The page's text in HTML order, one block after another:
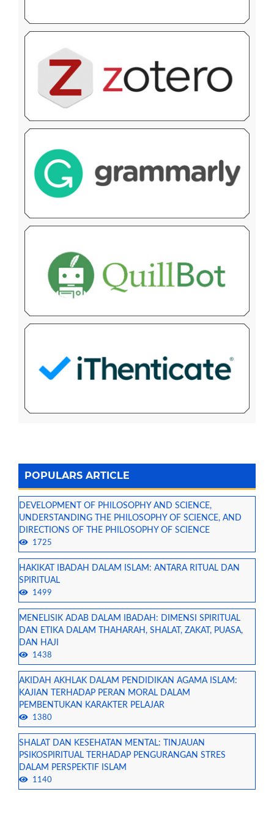
POPULARS ARTICLE
DEVELOPMENT OF PHILOSOPHY AND SCIENCE,
UNDERSTANDING THE PHILOSOPHY OF SCIENCE, AND
DIRECTIONS OF THE PHILOSOPHY OF SCIENCE
1725
HAKIKAT IBADAH DALAM ISLAM: ANTARA RITUAL DAN
SPIRITUAL
1499
MENELISIK ADAB DALAM IBADAH: DIMENSI SPIRITUAL
DAN ETIKA DALAM THAHARAH, SHALAT, ZAKAT, PUASA,
DAN HAJI
1438
AKIDAH AKHLAK DALAM PENDIDIKAN AGAMA ISLAM:
KAJIAN TERHADAP PERAN MORAL DALAM
PEMBENTUKAN KARAKTER PELAJAR
1380
SHALAT DAN KESEHATAN MENTAL: TINJAUAN
PSIKOSPIRITUAL TERHADAP PENGURANGAN STRES
DALAM PERSPEKTIF ISLAM
1140